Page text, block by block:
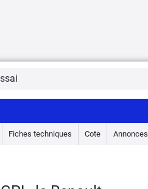
Fiches techniques Cote Annonces